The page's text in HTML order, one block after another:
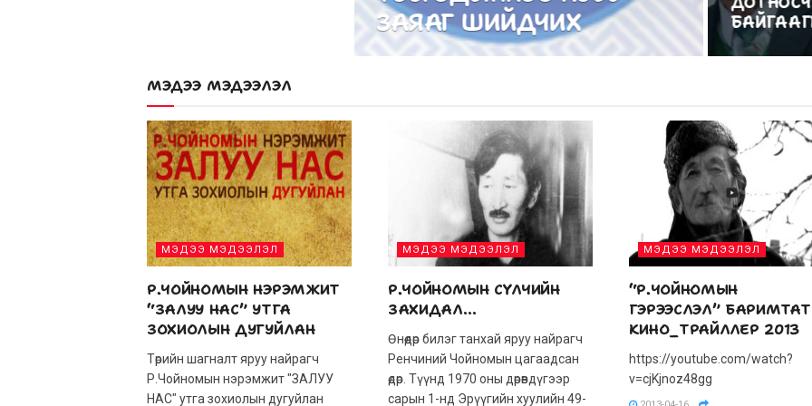
ЗАЯАГ ШИЙДЧИХ
МЭДЭЭ МЭДЭЭЛЭЛ
МЭДЭЭ МЭДЭЭЛЭЛ
Р.ЧОЙНОМЫН НЭРЭМЖИТ
“ЗАЛУУ НАС” УТГА
ЗОХИОЛЫН ДУГУЙЛАН
Төрийн шагналт яруу найрагч
Р.Чойномын нэрэмжит "ЗАЛУУ
НАС" утга зохиолын дугуйлан
МЭДЭЭ МЭДЭЭЛЭЛ
Р.ЧОЙНОМЫН СҮҮЛЧИЙН
ЗАХИДАЛ…
Өнөөдөр билэг танхай яруу найрагч
Ренчиний Чойномын цагаадсан
өдөр. Түүнд 1970 оны дөрөвдүгээр
сарын 1-нд Эрүүгийн хуулийн 49-
МЭДЭЭ МЭДЭЭЛЭЛ
“Р.ЧОЙНОМЫН
ГЭРЭЭСЛЭЛ” БАРИМТАТ
КИНО_ТРАЙЛЛЕР 2013
https://youtube.com/watch?
v=cjKjnoz48gg